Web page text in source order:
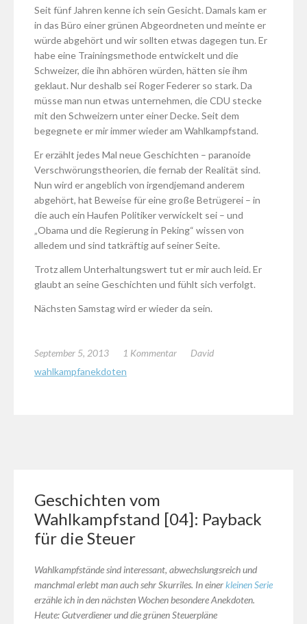
Seit fünf Jahren kenne ich sein Gesicht. Damals kam er
in das Büro einer grünen Abgeordneten und meinte er
würde abgehört und wir sollten etwas dagegen tun. Er
habe eine Trainingsmethode entwickelt und die
Schweizer, die ihn abhören würden, hätten sie ihm
geklaut. Nur deshalb sei Roger Federer so stark. Da
müsse man nun etwas unternehmen, die CDU stecke
mit den Schweizern unter einer Decke. Seit dem
begegnete er mir immer wieder am Wahlkampfstand.
Er erzählt jedes Mal neue Geschichten – paranoide
Verschwörungstheorien, die fernab der Realität sind.
Nun wird er angeblich von irgendjemand anderem
abgehört, hat Beweise für eine große Betrügerei – in
die auch ein Haufen Politiker verwickelt sei – und
„Obama und die Regierung in Peking“ wissen von
alledem und sind tatkräftig auf seiner Seite.
Trotz allem Unterhaltungswert tut er mir auch leid. Er
glaubt an seine Geschichten und fühlt sich verfolgt.
Nächsten Samstag wird er wieder da sein.
September 5, 2013 1 Kommentar
David
wahlkampfanekdoten
Geschichten vom
Wahlkampfstand [04]: Payback
für die Steuer
Wahlkampfstände sind interessant, abwechslungsreich und
manchmal erlebt man auch sehr Skurriles. In einerkleinen Serie
erzähle ich in den nächsten Wochen besondere Anekdoten.
Heute: Gutverdiener und die grünen Steuerpläne